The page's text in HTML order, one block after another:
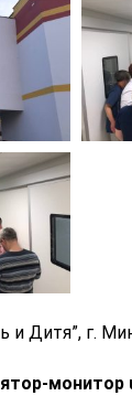
и Дитя”, г.
монитор